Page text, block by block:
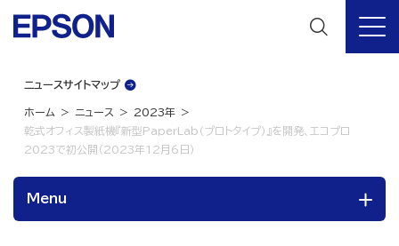
ニュースサイトマップ
ホーム ニュース
2023年
乾式オフィス製紙機『新型PaperLab（プロトタイプ）』を開発、エコプロ
2023で初公開（2023年12月6日）
Menu